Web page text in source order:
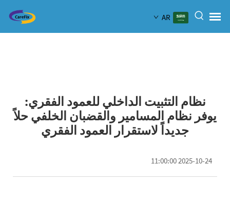
AR
نظام التثبيت الداخلي للعمود الفقري:
يوفر نظام المسامير والقضبان الخلفي حلاً
جديداً لاستقرار العمود الفقري
2025-10-24 11:00:00